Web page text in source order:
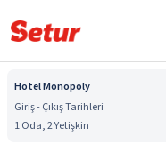
Hotel Monopoly
Giriş - Çıkış Tarihleri
1 Oda, 2 Yetişkin